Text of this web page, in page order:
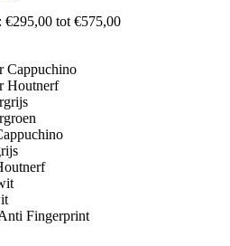
€295,00 tot €575,00